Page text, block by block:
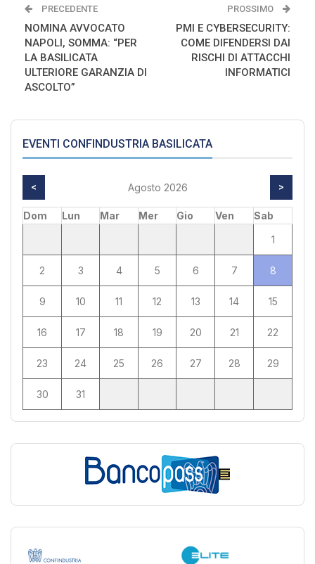
PRECEDENTE
NOMINA AVVOCATO
NAPOLI, SOMMA: “PER
LA BASILICATA
ULTERIORE GARANZIA DI
ASCOLTO”
PROSSIMO
PMI E CYBERSECURITY:
COME DIFENDERSI DAI
RISCHI DI ATTACCHI
INFORMATICI
EVENTI CONFINDUSTRIA BASILICATA
< Agosto 2026 >
Dom Lun Mar Mer Gio Ven
Sab
1
2 3 4 5 6 7 8
9 10 11 12 13 14 15
16 17 18 19 20 21 22
23 24 25 26 27 28 29
30 31